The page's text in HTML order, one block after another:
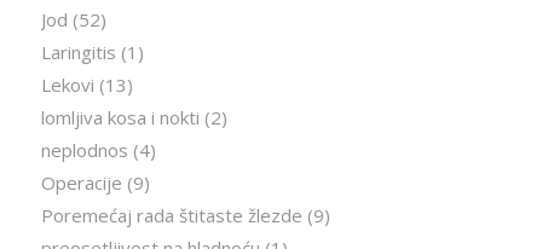
Jod (52)
Laringitis (1)
Lekovi (13)
lomljiva kosa i nokti (2)
neplodnos (4)
Operacije (9)
Poremećaj rada štitaste žlezde (9)